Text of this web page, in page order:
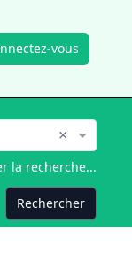
vous
×
la recherche...
Rechercher